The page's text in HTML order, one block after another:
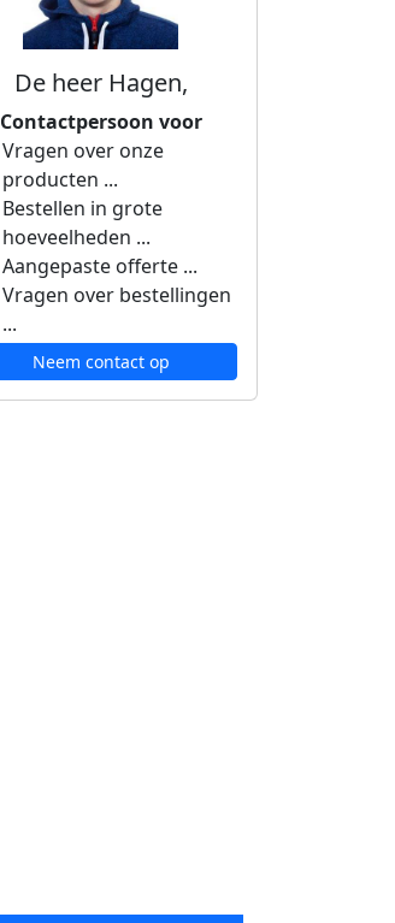
De heer Hagen,
Contactpersoon voor
Vragen over onze
producten ...
Bestellen in grote
hoeveelheden ...
Aangepaste offerte ...
Vragen over bestellingen
...
Neem contact op